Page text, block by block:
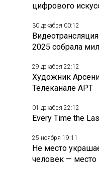
цифрового
30 декабря 00:12
2025 собрала
29 декабря 22:12
Художник
Телеканале АРТ
01 декабря 22:12
Every Time the
25 ноября 19:11
Не место
человек — место